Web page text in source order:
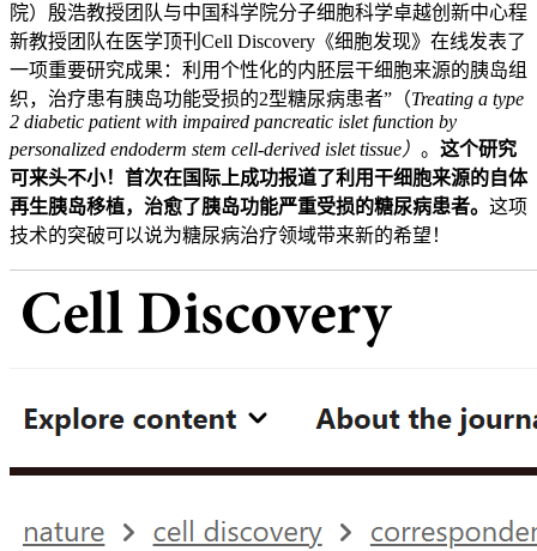
院）殷浩教授团队与中国科学院分子细胞科学卓越创新中心程
新教授团队在医学顶刊Cell Discovery《细胞发现》在线发表了
一项重要研究成果：利用个性化的内胚层干细胞来源的胰岛组
织，治疗患有胰岛功能受损的2型糖尿病患者”（Treating a type
2 diabetic patient with impaired pancreatic islet function by
personalized endoderm stem cell-derived islet tissue） 。 这个研究
可来头不小！首次在国际上成功报道了利用干细胞来源的自体
再生胰岛移植，治愈了胰岛功能严重受损的糖尿病患者。 这项
技术的突破可以说为糖尿病治疗领域带来新的希望！